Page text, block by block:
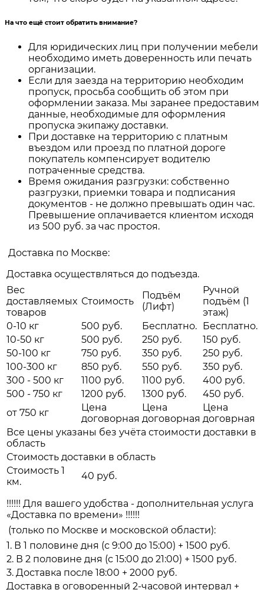
На что ещё стоит обратить внимание?
Для юридических лиц при получении мебели
необходимо иметь доверенность или печать
организации.
Если для заезда на территорию необходим
пропуск, просьба сообщить об этом при
оформлении заказа. Мы заранее предоставим
данные, необходимые для оформления
пропуска экипажу доставки.
При доставке на территорию с платным
въездом или проезд по платной дороге
покупатель компенсирует водителю
потраченные средства.
Время ожидания разгрузки: собственно
разгрузки, приемки товара и подписания
документов - не должно превышать один час.
Превышение оплачивается клиентом исходя
из 500 руб. за час простоя.
Доставка по Москве:
Доставка осуществляться до подъезда.
Вес
доставляемых
товаров
Стоимость
Подъём
(Лифт)
Ручной
подъём (1
этаж)
0-10 кг
500 руб. Бесплатно.
Бесплатно.
10-50 кг
500 руб. 250 руб.
150 руб.
50-100 кг
750 руб. 350 руб.
250 руб.
100-300 кг
850 руб. 550 руб.
350 руб.
300 - 500 кг
1100 руб. 1100 руб.
400 руб.
500 - 750 кг
1200 руб. 1300 руб.
450 руб.
от 750 кг
Цена
договорная
Цена
договорная
Цена
договрная
Все цены указаны без учёта стоимости доставки в
область
Стоимость доставки в область
Стоимость 1
км.
40 руб.
!!!!!! Для вашего удобства - дополнительная услуга
«Доставка по времени» !!!!!!
(только по Москве и московской области):
1. В 1 половине дня (с 9:00 до 15:00) + 1500 руб.
2. В 2 половине дня (с 15:00 до 21:00) + 1500 руб.
3. Доставка после 18:00 + 2000 руб.
Доставка в оговоренный 2-часовой интервал +